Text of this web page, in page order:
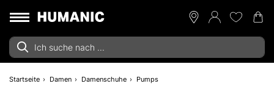
Startseite Damen Damenschuhe Pumps